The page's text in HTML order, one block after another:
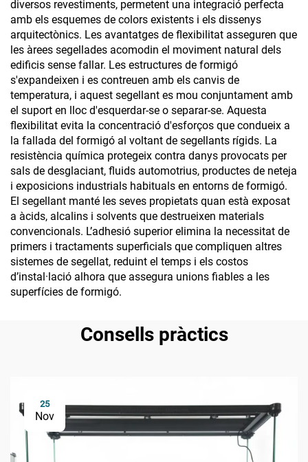
diversos revestiments, permetent una integració perfecta
amb els esquemes de colors existents i els dissenys
arquitectònics. Les avantatges de flexibilitat asseguren que
les àrees segellades acomodin el moviment natural dels
edificis sense fallar. Les estructures de formigó
s'expandeixen i es contreuen amb els canvis de
temperatura, i aquest segellant es mou conjuntament amb
el suport en lloc d'esquerdar-se o separar-se. Aquesta
flexibilitat evita la concentració d'esforços que condueix a
la fallada del formigó al voltant de segellants rígids. La
resistència química protegeix contra danys provocats per
sals de desglaciant, fluids automotrius, productes de neteja
i exposicions industrials habituals en entorns de formigó.
El segellant manté les seves propietats quan està exposat
a àcids, alcalins i solvents que destrueixen materials
convencionals. L’adhesió superior elimina la necessitat de
primers i tractaments superficials que compliquen altres
sistemes de segellat, reduint el temps i els costos
d’instal·lació alhora que assegura unions fiables a les
superfícies de formigó.
Consells pràctics
25
Nov